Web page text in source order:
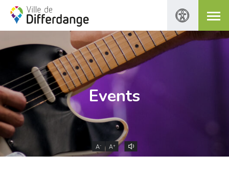
Events
A- A+